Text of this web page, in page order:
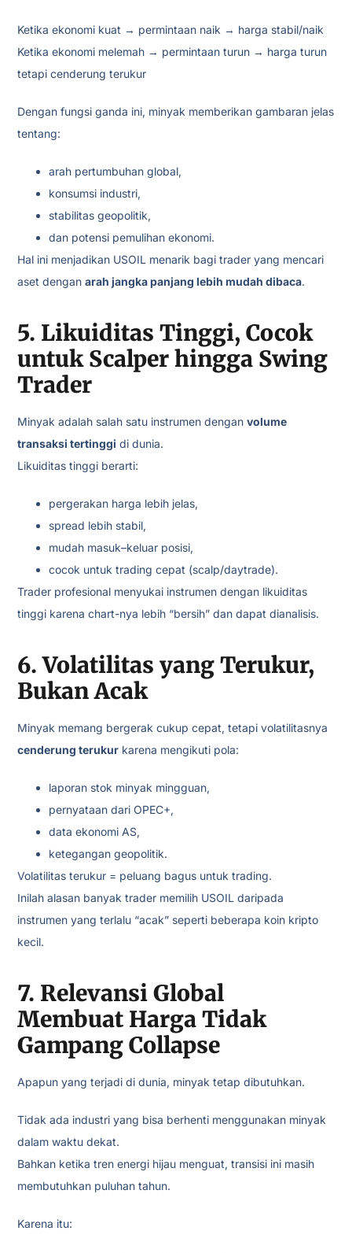
Ketika ekonomi kuat → permintaan naik → harga stabil/naik
Ketika ekonomi melemah → permintaan turun → harga turun
tetapi cenderung terukur
Dengan fungsi ganda ini, minyak memberikan gambaran jelas
tentang:
arah pertumbuhan global,
konsumsi industri,
stabilitas geopolitik,
dan potensi pemulihan ekonomi.
Hal ini menjadikan USOIL menarik bagi trader yang mencari
aset denganarah jangka panjang lebih mudah dibaca.
5. Likuiditas Tinggi, Cocok
untuk Scalper hingga Swing
Trader
Minyak adalah salah satu instrumen denganvolume
transaksi tertinggi di dunia.
Likuiditas tinggi berarti:
pergerakan harga lebih jelas,
spread lebih stabil,
mudah masuk–keluar posisi,
cocok untuk trading cepat (scalp/daytrade).
Trader profesional menyukai instrumen dengan likuiditas
tinggi karena chart-nya lebih “bersih” dan dapat dianalisis.
6. Volatilitas yang Terukur,
Bukan Acak
Minyak memang bergerak cukup cepat, tetapi volatilitasnya
cenderung terukur karena mengikuti pola:
laporan stok minyak mingguan,
pernyataan dari OPEC+,
data ekonomi AS,
ketegangan geopolitik.
Volatilitas terukur = peluang bagus untuk trading.
Inilah alasan banyak trader memilih USOIL daripada
instrumen yang terlalu “acak” seperti beberapa koin kripto
kecil.
7. Relevansi Global
Membuat Harga Tidak
Gampang Collapse
Apapun yang terjadi di dunia, minyak tetap dibutuhkan.
Tidak ada industri yang bisa berhenti menggunakan minyak
dalam waktu dekat.
Bahkan ketika tren energi hijau menguat, transisi ini masih
membutuhkan puluhan tahun.
Karena itu: